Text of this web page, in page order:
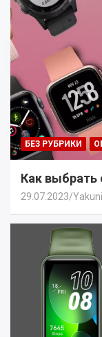
БЕЗ РУБРИКИ
Как выбрать
29.07.2023